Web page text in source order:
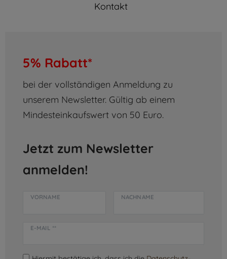
Kontakt
5% Rabatt*
bei der vollständigen Anmeldung zu
unserem Newsletter. Gültig ab einem
Mindesteinkaufswert von 50 Euro.
Jetzt zum Newsletter
anmelden!
VORNAME NACHNAME
E-MAIL **